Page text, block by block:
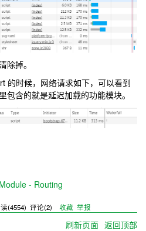
除掉。
的时候，网络请求如下，可以看到
含的就是延迟加载的功能模块。
- Routing
(4554) 评论(2) 收藏 举报
刷新页面 返回顶部